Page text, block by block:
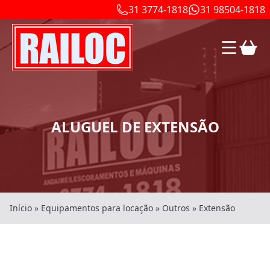
31 3774-1818 31 98504-1818
ALUGUEL DE EXTENSÃO
Início » Equipamentos para locação » Outros » Extensão